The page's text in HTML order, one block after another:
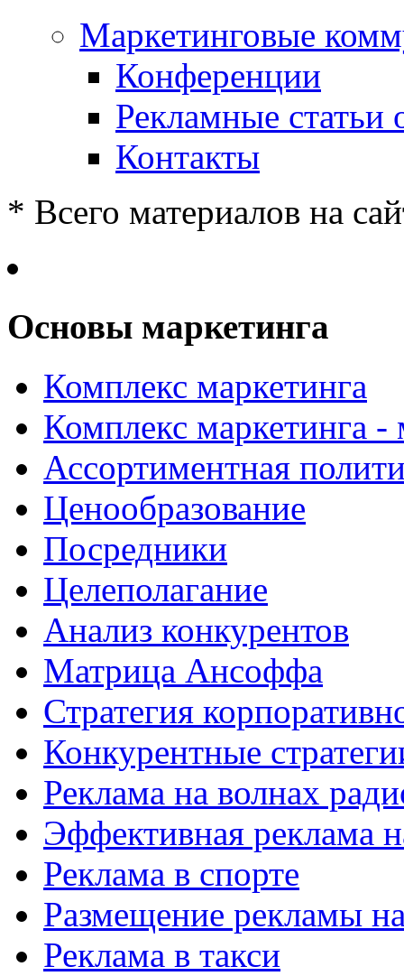
Маркетинговые
Конференции
Рекламные статьи
Контакты
* Всего материалов на
Основы маркетинга
Комплекс маркетинга
Комплекс маркетинга
Ассортиментная
Ценообразование
Посредники
Целеполагание
Анализ конкурентов
Матрица Ансоффа
Стратегия
Конкурентные
Реклама на волнах
Эффективная реклама
Реклама в спорте
Размещение рекламы
Реклама в такси